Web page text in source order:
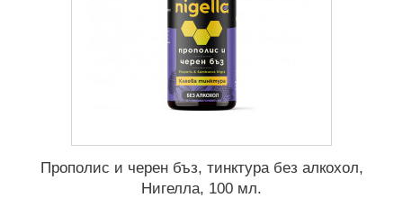
Прополис и черен бъз, тинктура без алкохол,
Нигелла, 100 мл.